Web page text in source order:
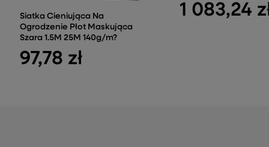
Siatka Cieniująca Na
Ogrodzenie Płot Maskująca
Szara 1.5M 25M 140g/m?
97,78 zł
1 083,24